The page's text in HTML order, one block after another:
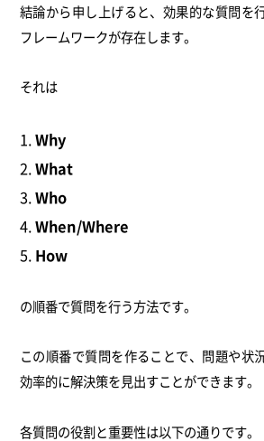
結論から申し上げると、効果的な質問を
フレームワークが存在します。
それは
Why
What
Who
When/Where
How
の順番で質問を行う方法です。
この順番で質問を作ることで、問題や状
効率的に解決策を見出すことができます。
各質問の役割と重要性は以下の通りです。